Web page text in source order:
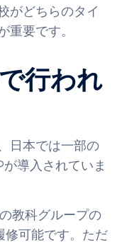
がどちらのタイ
重要です。
行われ
日本では一部の
導入されていま
教科グループの
修可能です。ただ